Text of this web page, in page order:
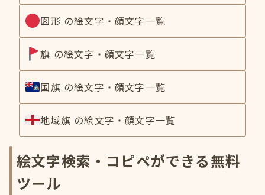
図形 の絵文字・顔文字一覧
旗 の絵文字・顔文字一覧
国旗 の絵文字・顔文字一覧
地域旗 の絵文字・顔文字一覧
絵文字検索・コピペができる無料
ツール